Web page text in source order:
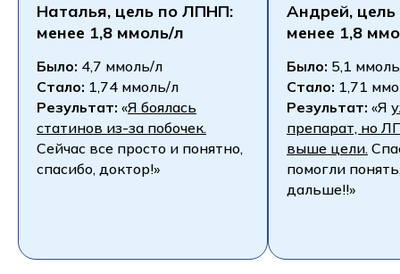
Наталья, цель по ЛПНП:
менее 1,8 ммоль/л
Было: 4,7 ммоль/л
Стало: 1,74 ммоль/л
Результат: «Я боялась
статинов из-за побочек.
Сейчас все просто и понятно,
спасибо, доктор!»
Андрей,
менее 1,8
Было: 5,1
Стало: 1,71
Результат: «Я
препарат, но
выше цели.
помогли
дальше!!»
Полезная информация